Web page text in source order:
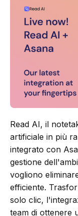
Read AI, il
artificiale in più
integrato con
gestione
vogliono
efficiente.
solo clic,
team di ottenere